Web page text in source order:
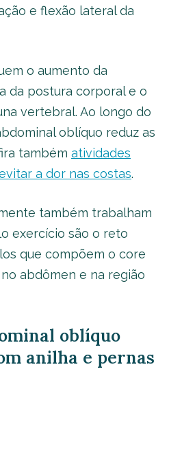
e flexão lateral da
o aumento da
da postura corporal e o
vertebral. Ao longo do
oblíquo reduz as
também atividades
a dor nas costas.
também trabalham
exercício são o reto
que compõem o core
abdômen e na região
oblíquo
anilha e pernas